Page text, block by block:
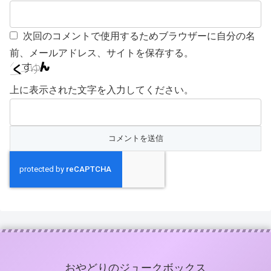
次回のコメントで使用するためブラウザーに自分の名
前、メールアドレス、サイトを保存する。
上に表示された文字を入力してください。
おやどりのジュークボックス